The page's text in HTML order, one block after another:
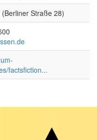
Straße 28)
factsfiction...